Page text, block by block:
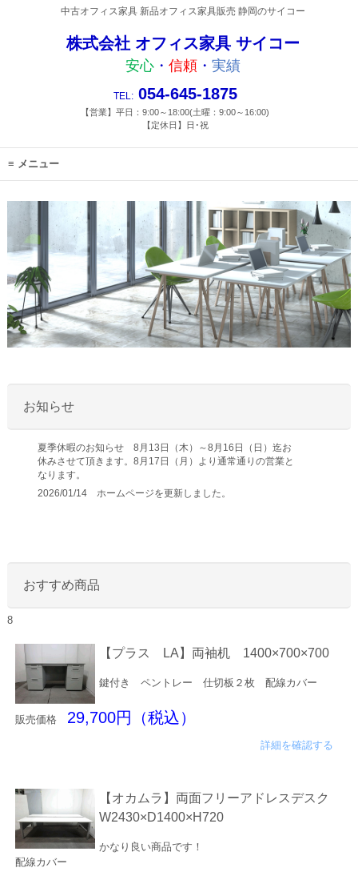
中古オフィス家具 新品オフィス家具販売 静岡のサイコー
株式会社 オフィス家具 サイコー
安心 ・ 信頼 ・ 実績
TEL:054-645-1875
【営業】平日：9:00～18:00(土曜：9:00～16:00)
【定休日】日･祝
メニュー
お知らせ
夏季休暇のお知らせ 8月13日（木）～8月16日（日）迄お
休みさせて頂きます。8月17日（月）より通常通りの営業と
なります。
2026/01/14 ホームページを更新しました。
おすすめ商品
8
【プラス LA】両袖机 1400×700×700
鍵付き ペントレー 仕切板２枚 配線カバー
販売価格 29,700円（税込）
詳細を確認する
【オカムラ】両面フリーアドレスデスク
W2430×D1400×H720
かなり良い商品です！
配線カバー